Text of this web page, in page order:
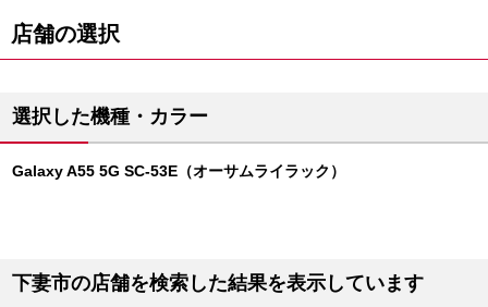
店舗の選択
選択した機種・カラー
Galaxy A55 5G SC-53E（オーサムライラック）
下妻市の店舗を検索した結果を表示しています